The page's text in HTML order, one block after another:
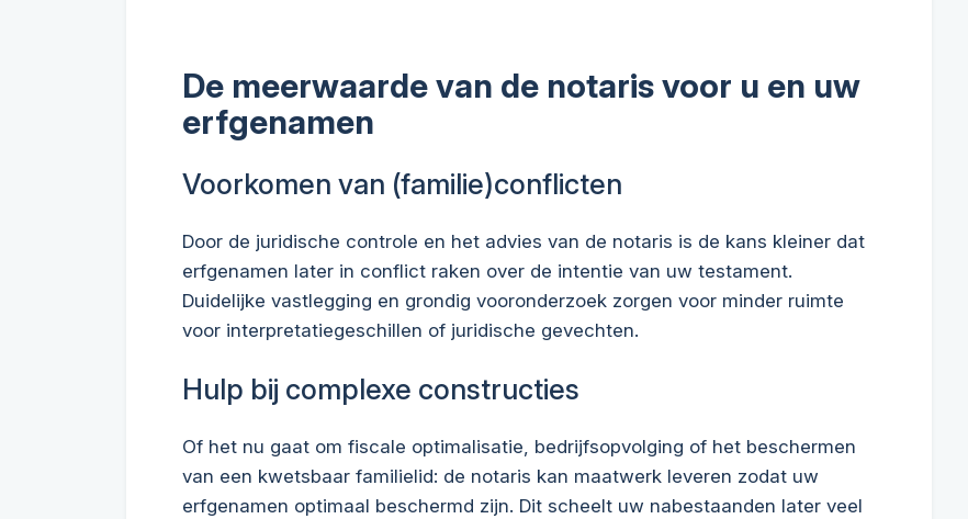
De meerwaarde van de notaris voor u en uw
erfgenamen
Voorkomen van (familie)conflicten
Door de juridische controle en het advies van de notaris is de kans kleiner dat
erfgenamen later in conflict raken over de intentie van uw testament.
Duidelijke vastlegging en grondig vooronderzoek zorgen voor minder ruimte
voor interpretatiegeschillen of juridische gevechten.
Hulp bij complexe constructies
Of het nu gaat om fiscale optimalisatie, bedrijfsopvolging of het beschermen
van een kwetsbaar familielid: de notaris kan maatwerk leveren zodat uw
erfgenamen optimaal beschermd zijn. Dit scheelt uw nabestaanden later veel